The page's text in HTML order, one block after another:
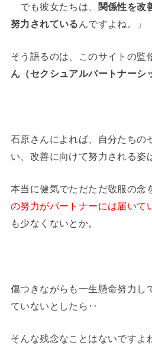
でも彼女たちは、
関係性を改
努力されている んですよね。」
そう語るのは、このサイトの監
ん（セクシュアルパートナーシ
石原さんによれば、自分たちの
い、改善に向けて努力される姿
本当に健気でただただ敬服の念
の努力がパートナーには届いて
も少なくないとか。
傷つきながらも一生懸命努力し
ていないとしたら‥
そんな残念なことはないですよ